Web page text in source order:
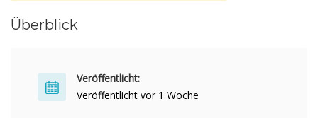
Überblick
Veröffentlicht:
Veröffentlicht vor 1 Woche